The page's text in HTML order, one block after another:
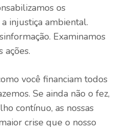
os
injustiça ambiental.
Examinamos
ações.
você financiam todos
Se ainda não o fez,
contínuo, as nossas
crise que o nosso